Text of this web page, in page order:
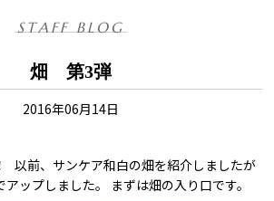
STAFF BLOG
畑 第3弾
2016年06月14日
以前、サンケア和白の畑を紹介しましたが
ップしました。 まずは畑の入り口です。